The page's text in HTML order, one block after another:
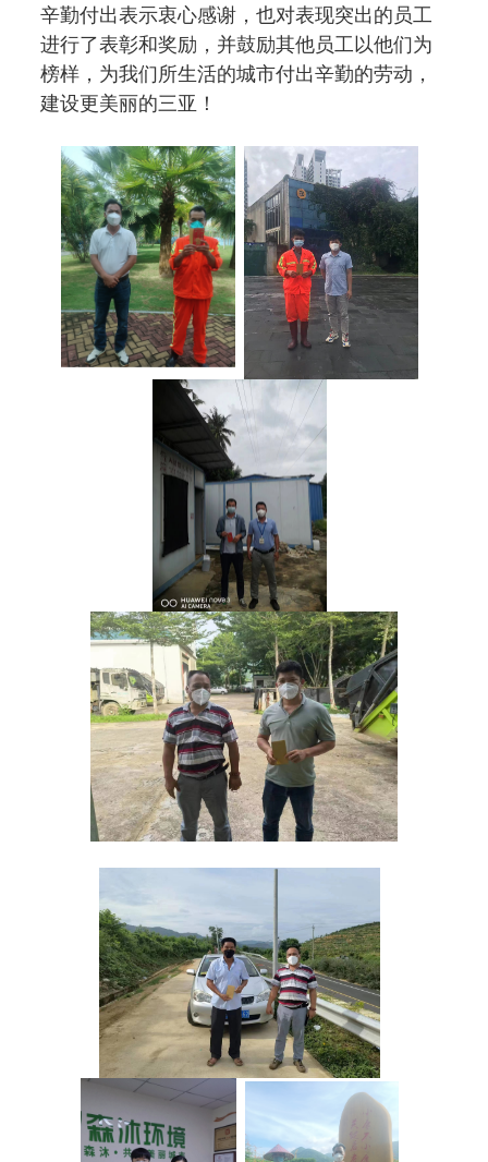
辛勤付出表示衷心感谢，也对表现突出的员工
进行了表彰和奖励，并鼓励其他员工以他们为
榜样，为我们所生活的城市付出辛勤的劳动，
建设更美丽的三亚！